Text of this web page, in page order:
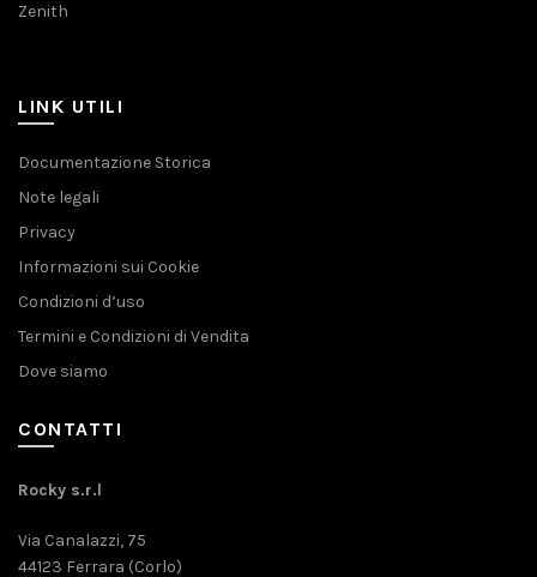
Zenith
LINK UTILI
Documentazione Storica
Note legali
Privacy
Informazioni sui Cookie
Condizioni d’uso
Termini e Condizioni di Vendita
Dove siamo
CONTATTI
Rocky s.r.l
Via Canalazzi, 75
44123 Ferrara (Corlo)